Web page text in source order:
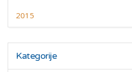
2015
Kategorije